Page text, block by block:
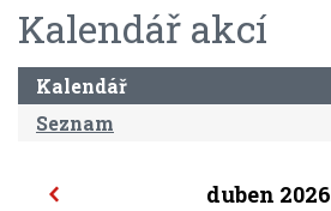
Kalendář akcí
Kalendář
Seznam
duben 2026